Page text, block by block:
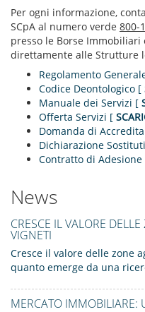
Per ogni informazione,
SCpA al numero verde 800-
presso le Borse
direttamente alle Strutture
Regolamento
Codice Deontologico [
Manuale dei Servizi [
Offerta Servizi [
Domanda di
Dichiarazione
Contratto di Adesione
News
CRESCE IL VALORE
VIGNETI
Cresce il valore delle zone
quanto emerge da una
MERCATO IMMOBILIARE: